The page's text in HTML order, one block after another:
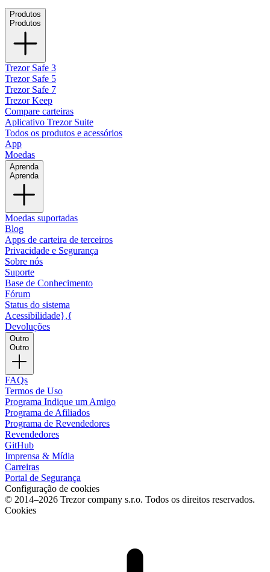
Produtos
Produtos
Trezor Safe 3
Trezor Safe 5
Trezor Safe 7
Trezor Keep
Compare carteiras
Aplicativo Trezor Suite
Todos os produtos e acessórios
App
Moedas
Aprenda
Aprenda
Moedas suportadas
Blog
Apps de carteira de terceiros
Privacidade e Segurança
Sobre nós
Suporte
Base de Conhecimento
Fórum
Status do sistema
Acessibilidade},{
Devoluções
Outro
Outro
FAQs
Termos de Uso
Programa Indique um Amigo
Programa de Afiliados
Programa de Revendedores
Revendedores
GitHub
Imprensa & Mídia
Carreiras
Portal de Segurança
Configuração de cookies
© 2014–2026 Trezor company s.r.o. Todos os direitos reservados.
Cookies